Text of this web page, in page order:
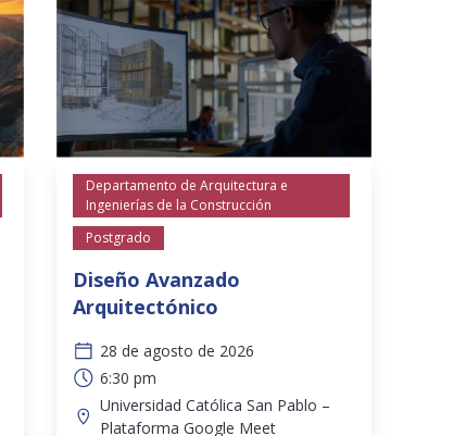
Departamento de Arquitectura e
Ingenierías de la Construcción
Postgrado
Diseño Avanzado
Arquitectónico
28 de agosto de 2026
6:30 pm
Universidad Católica San Pablo –
Plataforma Google Meet